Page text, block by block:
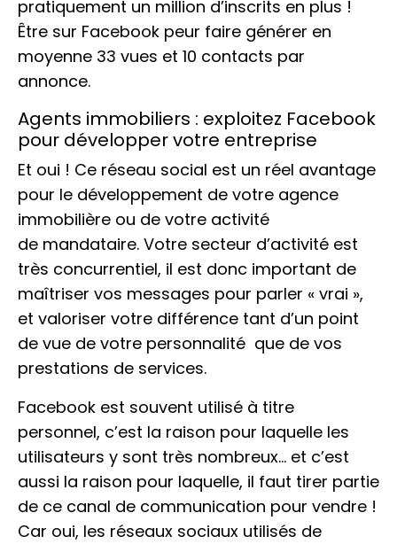
pratiquement un million d’inscrits en plus !
Être sur Facebook peur faire générer en
moyenne 33 vues et 10 contacts par
annonce.
Agents immobiliers : exploitez Facebook
pour développer votre entreprise
Et oui ! Ce réseau social est un réel avantage
pour le développement de votre agence
immobilière ou de votre activité
de mandataire. Votre secteur d’activité est
très concurrentiel, il est donc important de
maîtriser vos messages pour parler « vrai »,
et valoriser votre différence tant d’un point
de vue de votre personnalité que de vos
prestations de services.
Facebook est souvent utilisé à titre
personnel, c’est la raison pour laquelle les
utilisateurs y sont très nombreux… et c’est
aussi la raison pour laquelle, il faut tirer partie
de ce canal de communication pour vendre !
Car oui, les réseaux sociaux utilisés de